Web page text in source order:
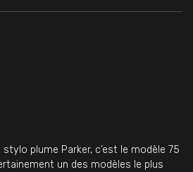
plume Parker, c’est le modèle 75
un des modèles le plus